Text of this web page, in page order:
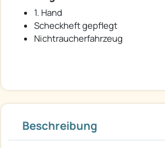
1. Hand
Scheckheft gepflegt
Nichtraucherfahrzeug
Beschreibung